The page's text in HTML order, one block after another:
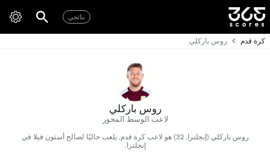
نتائجي
كرة قدم روس باركلي
روس باركلي
لاعب الوسط المحور
روس باركلي (إنجلترا, 32) هو لاعب كرة قدم, يلعب حاليًا لصالح أستون فيلا في
إنجلترا.